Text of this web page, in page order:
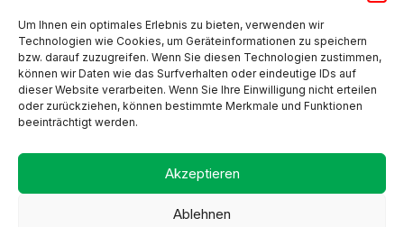
Um Ihnen ein optimales Erlebnis zu bieten, verwenden wir
Technologien wie Cookies, um Geräteinformationen zu speichern
bzw. darauf zuzugreifen. Wenn Sie diesen Technologien zustimmen,
können wir Daten wie das Surfverhalten oder eindeutige IDs auf
dieser Website verarbeiten. Wenn Sie Ihre Einwilligung nicht erteilen
oder zurückziehen, können bestimmte Merkmale und Funktionen
beeinträchtigt werden.
Akzeptieren
Ablehnen
Datenschutzerklärung
Cookie Policy (EU)
Adresse